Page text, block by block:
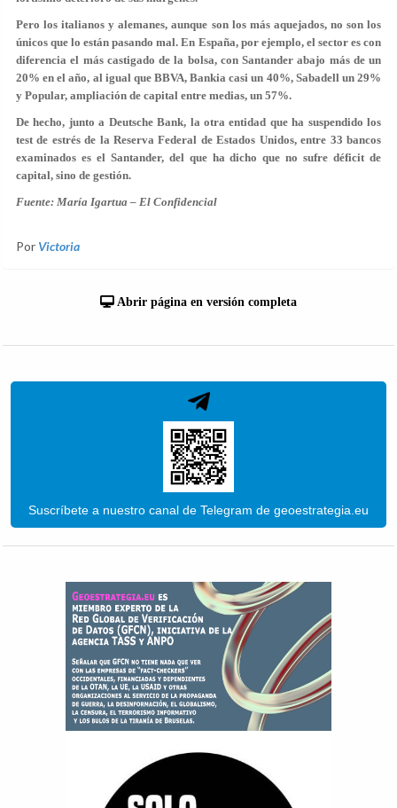
Pero los italianos y alemanes, aunque son los más aquejados, no son los
únicos que lo están pasando mal. En España, por ejemplo, el sector es con
diferencia el más castigado de la bolsa, con Santander abajo más de un
20% en el año, al igual que BBVA, Bankia casi un 40%, Sabadell un 29%
y Popular, ampliación de capital entre medias, un 57%.
De hecho, junto a Deutsche Bank, la otra entidad que ha suspendido los
test de estrés de la Reserva Federal de Estados Unidos, entre 33 bancos
examinados es el Santander, del que ha dicho que no sufre déficit de
capital, sino de gestión.
Fuente: María Igartua – El Confidencial
Por Victoria
Abrir página en versión completa
Suscríbete a nuestro canal de Telegram de geoestrategia.eu